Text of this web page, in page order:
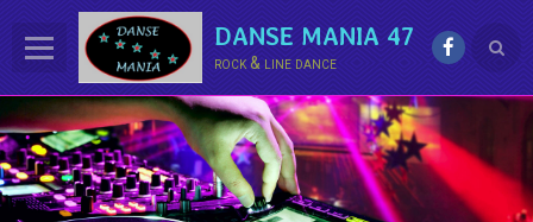
DANSE MANIA 47
rock & line dance
ACCUEIL
LE CLUB
La LINE DANCE